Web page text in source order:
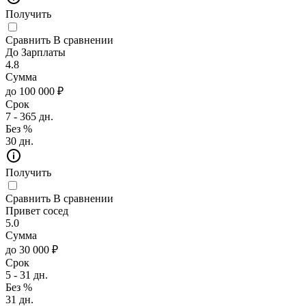
Получить
Сравнить В сравнении
До Зарплаты
4.8
Сумма
до 100 000 ₽
Срок
7 - 365 дн.
Без %
30 дн.
Получить
Сравнить В сравнении
Привет сосед
5.0
Сумма
до 30 000 ₽
Срок
5 - 31 дн.
Без %
31 дн.